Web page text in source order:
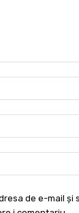
de e-mail și